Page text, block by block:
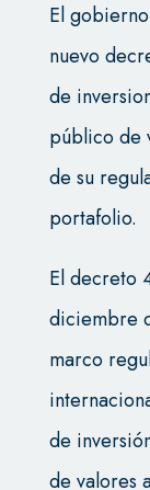
El
nuevo
de
público de
de su
portafolio.
El decreto
diciembre
marco
de
de valores